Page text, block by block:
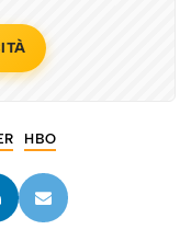
HBO